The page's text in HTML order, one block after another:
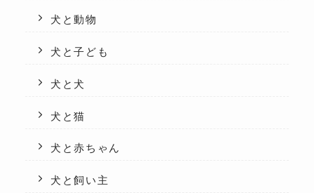
犬と動物
犬と子ども
犬と犬
犬と猫
犬と赤ちゃん
犬と飼い主